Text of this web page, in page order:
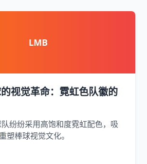
LMB
视觉革命：霓虹色队徽的
纷纷采用高饱和度霓虹配色，吸
塑棒球视觉文化。